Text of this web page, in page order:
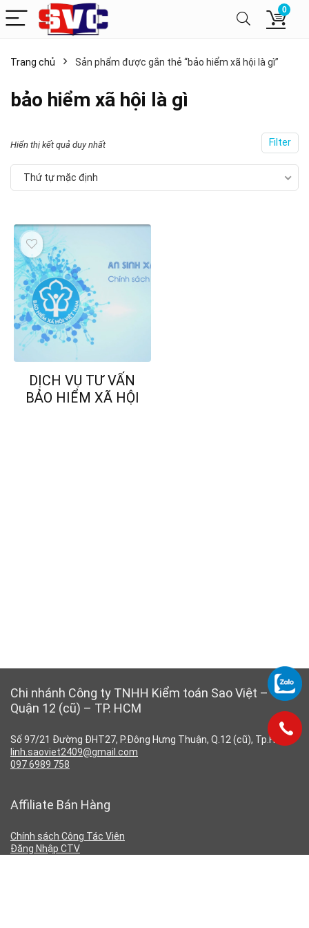
0
Trang chủ Sản phẩm được gắn thẻ “bảo hiểm xã hội là gì”
bảo hiểm xã hội là gì
Filter
Hiển thị kết quả duy nhất
Thứ tự mặc định
DỊCH VỤ TƯ VẤN
BẢO HIỂM XÃ HỘI
Chi nhánh Công ty TNHH Kiểm toán Sao Việt –
Quận 12 (cũ) – TP. HCM
Số 97/21 Đường ĐHT27, P.Đông Hưng Thuận, Q.12 (cũ), Tp.HCM
linh.saoviet2409@gmail.com
097 6989 758
Affiliate Bán Hàng
Chính sách Công Tác Viên
Đăng Nhập CTV